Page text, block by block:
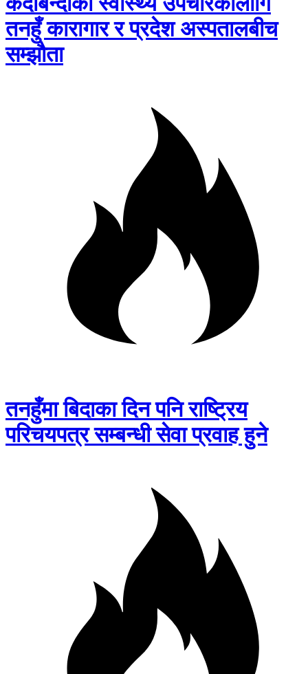
तनहुँ कारागार र प्रदेश अस्पतालबीच
सम्झौता
तनहुँमा बिदाका दिन पनि राष्ट्रिय
परिचयपत्र सम्बन्धी सेवा प्रवाह हुने